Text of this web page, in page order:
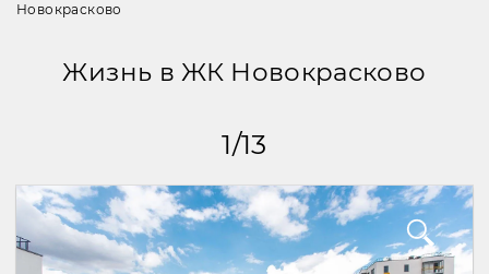
Новокрасково
Жизнь в ЖК Новокрасково
1/13